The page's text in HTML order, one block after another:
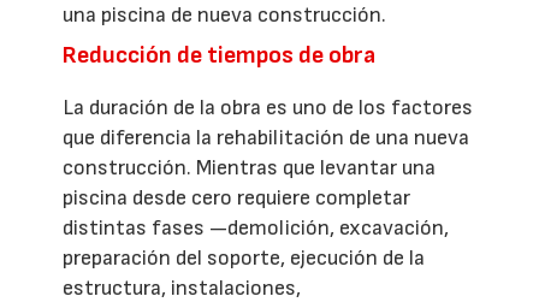
una piscina de nueva construcción.
Reducción de tiempos de obra
La duración de la obra es uno de los factores
que diferencia la rehabilitación de una nueva
construcción. Mientras que levantar una
piscina desde cero requiere completar
distintas fases —demolición, excavación,
preparación del soporte, ejecución de la
estructura, instalaciones,